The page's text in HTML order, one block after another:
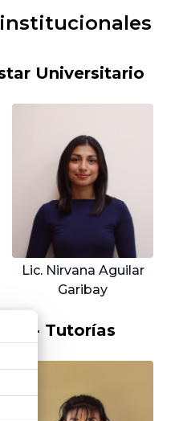
Universitario
Lic. Nirvana Aguilar
Garibay
- Tutorías